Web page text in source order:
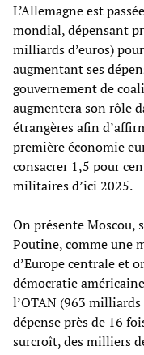
L’Allemagne est
mondial, dépensant
milliards d’euros)
augmentant ses
gouvernement de
augmentera son rôle
étrangères afin
première économie
consacrer 1,5 pour
militaires d’ici 2025.
On présente Moscou,
Poutine, comme une
d’Europe centrale et
démocratie
l’OTAN (963
dépense près de 16
surcroît, des milliers